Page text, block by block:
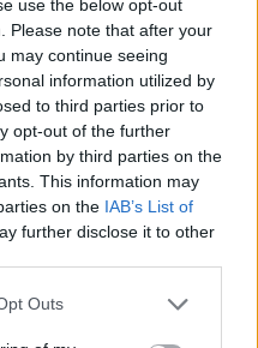
use the below opt-out
Please note that after your
may continue seeing
information utilized by
to third parties prior to
opt-out of the further
by third parties on the
This information may
on the IAB’s List of
further disclose it to other
Outs